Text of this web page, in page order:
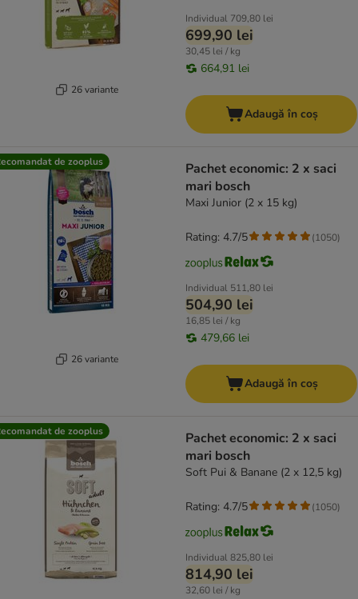
26 variante
Individual 709,80 lei
699,90 lei
30,45 lei / kg
664,91 lei
Adaugă în coș
de zooplus
26 variante
Pachet economic: 2 x saci
mari bosch
Maxi Junior (2 x 15 kg)
Individual 511,80 lei
504,90 lei
16,85 lei / kg
479,66 lei
Rating: 4.7/5 (1050)
Adaugă în coș
de zooplus
Pachet economic: 2 x saci
mari bosch
Soft Pui & Banane (2 x 12,5 kg)
Individual825,80 lei
814,90 lei
32,60 lei / kg
Rating: 4.7/5 (1050)